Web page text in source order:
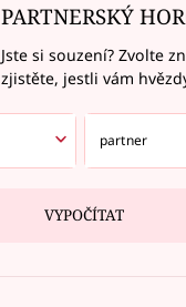
PARTNERSKÝ
Jste si souzení? Zvolte
zjistěte, jestli vám
VYPOČÍTAT